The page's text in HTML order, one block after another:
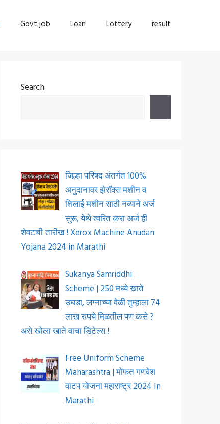
Govt job Loan Lottery result
Search
जिल्हा परिषद अंतर्गत 100%
अनुदानावर झेरॉक्स मशीन व
शिलाई मशीन साठी नव्याने अर्ज
सुरू, येथे त्वरित करा अर्ज ही
शेवटची तारीख ! Xerox Machine Anudan
Yojana 2024 in Marathi
Sukanya Samriddhi
Scheme | 250 मध्ये खाते
उघडा, लग्नाच्या वेळी तुम्हाला 74
लाख रुपये मिळतील पण कसे ?
असे खोला खाते वाचा डिटेल्स !
Free Uniform Scheme
Maharashtra | मोफत गणवेश
वाटप योजना महाराष्ट्र 2024 In
Marathi